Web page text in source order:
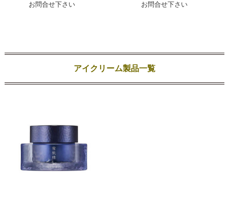
お問合せ下さい
お問合せ下さい
アイクリーム製品一覧